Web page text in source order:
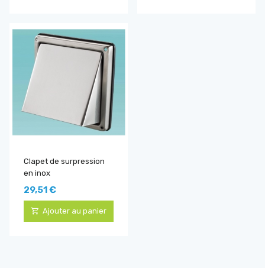
Clapet de surpression
en inox
29,51 €
Ajouter au panier